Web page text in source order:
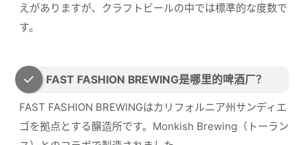
えがありますが、クラフトビールの中では標準的な度数で
す。
FAST FASHION BREWING是哪里的啤酒厂？
FAST FASHION BREWINGはカリフォルニア州サンディエ
ゴを拠点とする醸造所です。Monkish Brewing（トーラン